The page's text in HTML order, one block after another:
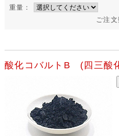
重量：
ご注
酸化コバルトB (四三酸